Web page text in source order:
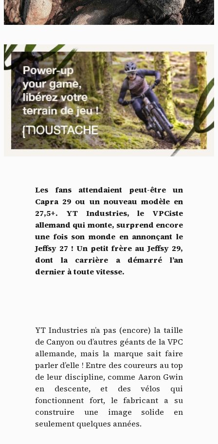
Les fans attendaient peut-être un
Capra 29 ou un nouveau modèle en
27,5+. YT Industries, le VPCiste
allemand qui monte, surprend encore
une fois son monde en annonçant le
Jeffsy 27 ! Un petit frère au Jeffsy 29,
dont la carrière a démarré l’an
dernier à toute vitesse.
YT Industries n’a pas (encore) la taille
de Canyon ou d’autres géants de la VPC
allemande, mais la marque sait faire
parler d’elle ! Entre des coureurs au top
de leur discipline, comme Aaron Gwin
en descente, et des vélos qui
fonctionnent fort, le fabricant a su
construire une image solide en
seulement quelques années.